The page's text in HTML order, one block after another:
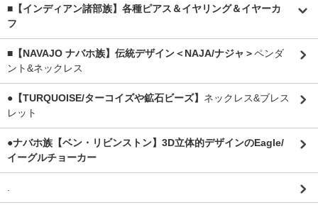
■【インディアン諸部族】各種ピアス＆イヤリング＆イヤーカ
フ
■【NAVAJO ナバホ族】伝統デザイン＜NAJA/ナジャ＞ペンダ
ント&ネックレス
●【TURQUOISE/ターコイズや鉱石ビーズ】 ネックレス&ブレス
レット
●ナバホ族【ベン・リビンストン】3D立体的デザインのEagle/
イーグルチョーカー
.